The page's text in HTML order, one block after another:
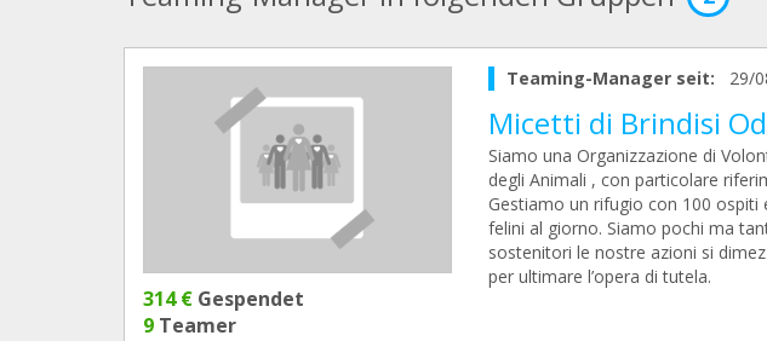
314 € Gespendet
9 Teamer
Teaming-Manager seit: 29/
Micetti di Brindisi
Siamo una Organizzazione di
degli Animali , con particolare
Gestiamo un rifugio con 100
felini al giorno. Siamo pochi ma
sostenitori le nostre azioni si
per ultimare l’opera di tutela.